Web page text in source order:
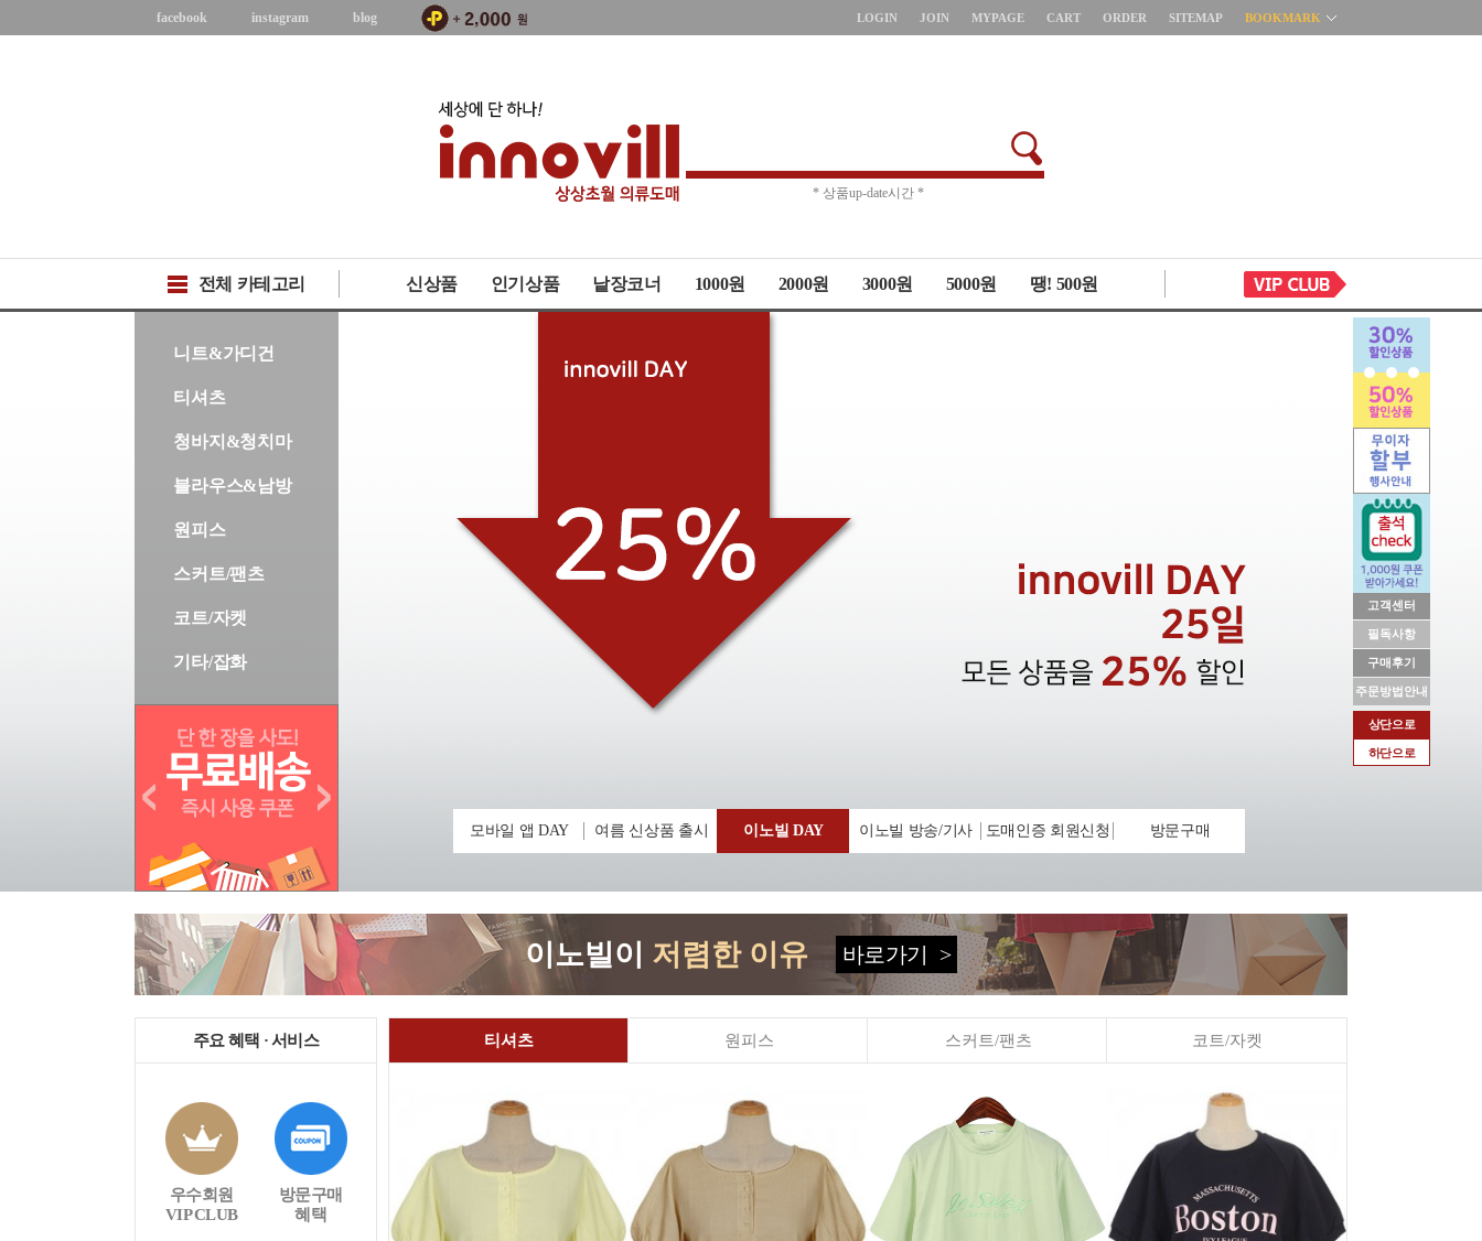
고객센터
필독사항
구매후기
주문방법안내
상단으로
하단으로
facebook instagram blog LOGIN JOIN MYPAGE CART ORDER SITEMAP BOOKMARK
* 주문취소 제한 *
전체 카테고리 신상품 인기상품 낱장코너 1000원 2000원 3000원 5000원 땡! 500원
니트&가디건
티셔츠
청바지&청치마
블라우스&남방
원피스
스커트/팬츠
코트/자켓
기타/잡화
모바일 앱 DAY 여름 신상품 출시 이노빌 DAY 이노빌 방송/기사 도매인증 회원신청 방문구매
이노빌이 저렴한 이유 바로가기 >
주요 혜택 · 서비스
우수회원
VIP CLUB
방문구매
혜택
티셔츠 원피스 스커트/팬츠 코트/자켓